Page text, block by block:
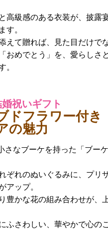
高級感のある衣装が、披露
す。
えて贈れば、見た目だけで
おめでとう」を、愛らし
。
祝いギフト
ドフラワー付き
の魅力
さなブーケを持った「ブー
ぞれのぬいぐるみに、プリ
アップ。
豊かな花の組み合わせが、
ふさわしい、華やかで心の